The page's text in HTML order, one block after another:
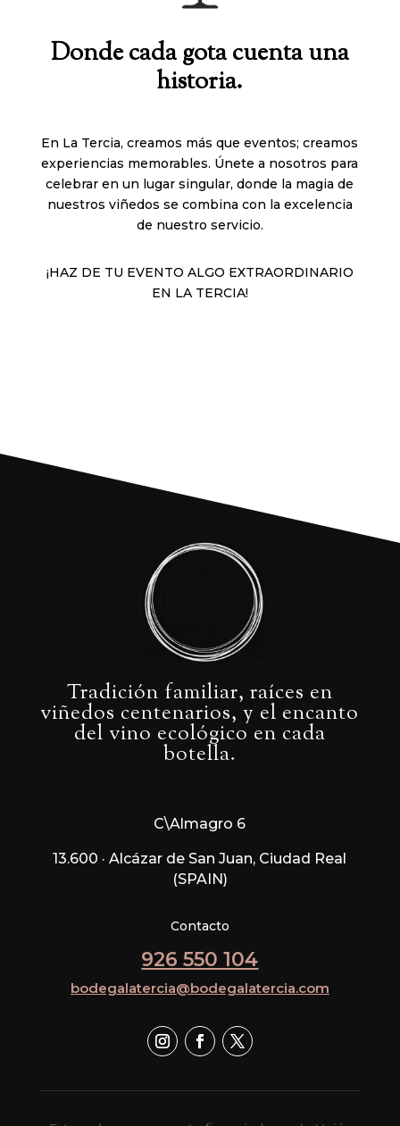
Donde cada gota cuenta una
historia.
En La Tercia, creamos más que eventos; creamos
experiencias memorables. Únete a nosotros para
celebrar en un lugar singular, donde la magia de
nuestros viñedos se combina con la excelencia
de nuestro servicio.
¡HAZ DE TU EVENTO ALGO EXTRAORDINARIO
EN LA TERCIA!
Tradición familiar, raíces en
viñedos centenarios, y el encanto
del vino ecológico en cada
botella.
C\Almagro 6
13.600 · Alcázar de San Juan, Ciudad Real
(SPAIN)
Contacto
926 550 104
bodegalatercia@bodegalatercia.com